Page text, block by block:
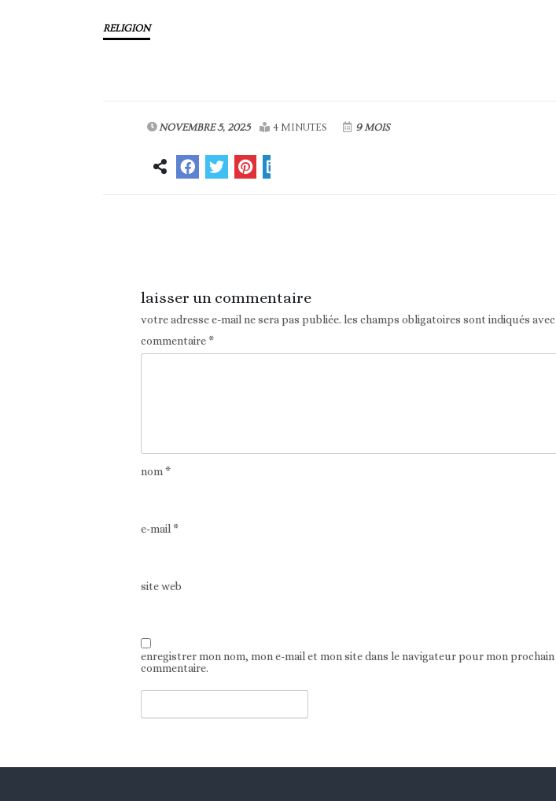
RELIGION
NOVEMBRE 5, 2025 4 MINUTES 9 MOIS
laisser un commentaire
votre adresse e-mail ne sera pas publiée. les champs obligatoires sont indiqués avec
commentaire*
nom*
e-mail*
site web
enregistrer mon nom, mon e-mail et mon site dans le navigateur pour mon prochain
commentaire.